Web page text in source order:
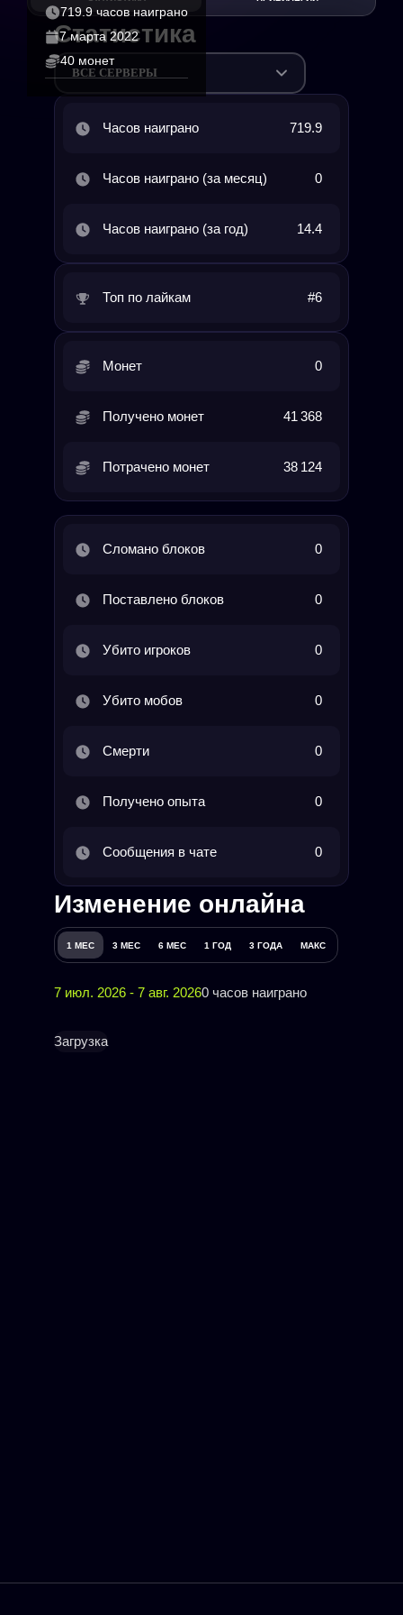
719.9 часов наиграно
7 марта 2022
40 монет
Статистика
ВСЕ СЕРВЕРЫ
Часов наиграно 719.9
Часов наиграно (за месяц) 0
Часов наиграно (за год) 14.4
Топ по лайкам #6
Монет 0
Получено монет 41 368
Потрачено монет 38 124
Сломано блоков 0
Поставлено блоков 0
Убито игроков 0
Убито мобов 0
Смерти 0
Получено опыта 0
Сообщения в чате 0
Изменение онлайна
1 МЕС 3 МЕС 6 МЕС 1 ГОД 3 ГОДА МАКС
7 июл. 2026 - 7 авг. 20260 часов наиграно
Загрузка